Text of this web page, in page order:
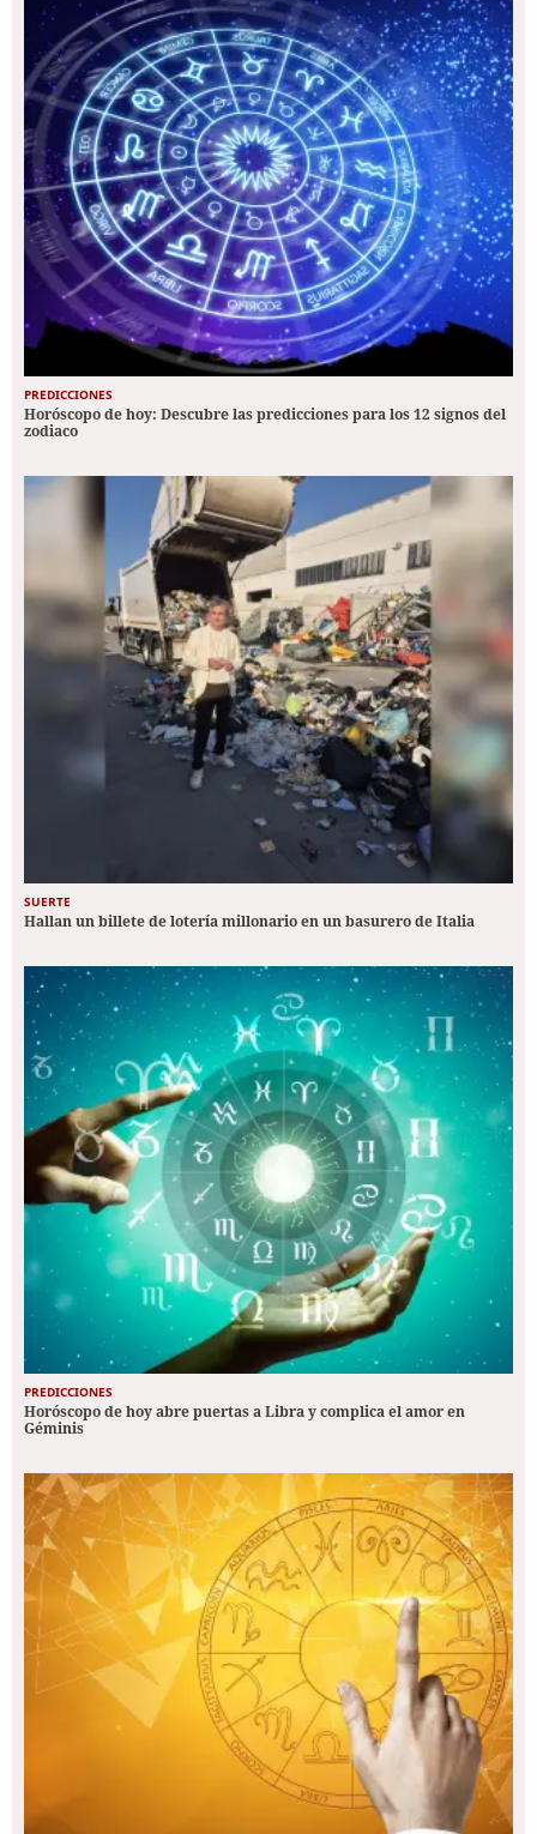
PREDICCIONES
Horóscopo de hoy: Descubre las predicciones para los 12 signos del
zodiaco
SUERTE
Hallan un billete de lotería millonario en un basurero de Italia
PREDICCIONES
Horóscopo de hoy abre puertas a Libra y complica el amor en
Géminis